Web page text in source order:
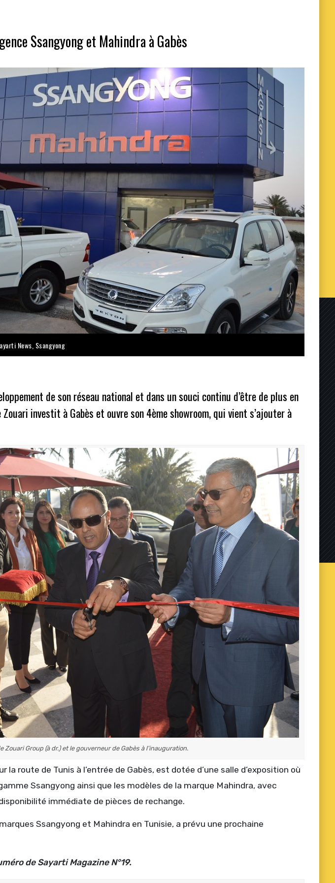
Ssangyong et Mahindra à Gabès
News Ssangyong
de son réseau national et dans un souci continu d’être de plus en
investit à Gabès et ouvre son 4ème showroom, qui vient s’ajouter à
Zouari Group (à dr.) et le gouverneur de Gabès à l’inauguration.
route de Tunis à l’entrée de Gabès, est dotée d’une salle d’exposition où
Ssangyong ainsi que les modèles de la marque Mahindra, avec
immédiate de pièces de rechange.
Ssangyong et Mahindra en Tunisie, a prévu une prochaine
de Sayarti Magazine N°19.